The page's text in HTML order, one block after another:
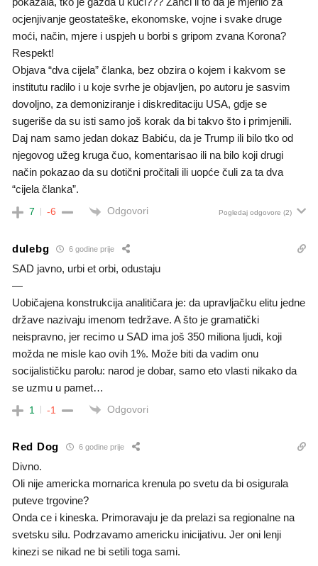
ocjenjivanje geostateške, ekonomske, vojne i svake druge
moći, način, mjere i uspjeh u borbi s gripom zvana Korona?
Respekt!
Objava “dva cijela” članka, bez obzira o kojem i kakvom se
institutu radilo i u koje svrhe je objavljen, po autoru je sasvim
dovoljno, za demoniziranje i diskreditaciju USA, gdje se
sugeriše da su isti samo još korak da bi takvo što i primjenili.
Daj nam samo jedan dokaz Babiću, da je Trump ili bilo tko od
njegovog užeg kruga čuo, komentarisao ili na bilo koji drugi
način pokazao da su dotični pročitali ili uopće čuli za ta dva
“cijela članka”.
7 -6 Odgovori Pogledaj odgovore (2)
dulebg 6 godine prije
SAD javno, urbi et orbi, odustaju
—
Uobičajena konstrukcija analitičara je: da upravljačku elitu jedne
države nazivaju imenom tedržave. A što je gramatički
neispravno, jer recimo u SAD ima još 350 miliona ljudi, koji
možda ne misle kao ovih 1%. Može biti da vadim onu
socijalističku parolu: narod je dobar, samo eto vlasti nikako da
se uzmu u pamet…
1 -1 Odgovori
Red Dog 6 godine prije
Divno.
Oli nije americka mornarica krenula po svetu da bi osigurala
puteve trgovine?
Onda ce i kineska. Primoravaju je da prelazi sa regionalne na
svetsku silu. Podrzavamo americku inicijativu. Jer oni lenji
kinezi se nikad ne bi setili toga sami.